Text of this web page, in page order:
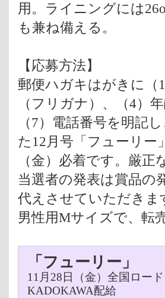
用。ライニングには
も兼ね備える。
【応募方法】
郵便ハガキはがきに（
（フリガナ）、（4）
（7）電話番号を明記
た12月号「フューリー
（金）必着です。厳
当選者の発表は賞品の
代えさせていただきま
男性用Mサイズで、転
「フューリー」
11月28日（金）全国ロー
KADOKAWA配給